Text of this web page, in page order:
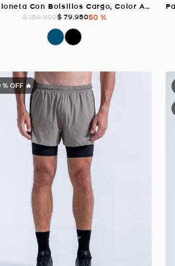
Pantaloneta Con Bolsillos Cargo, Color AZUL OCEANO Para Hombre
$ 159.900$ 79.95050 %
% OFF 🔥